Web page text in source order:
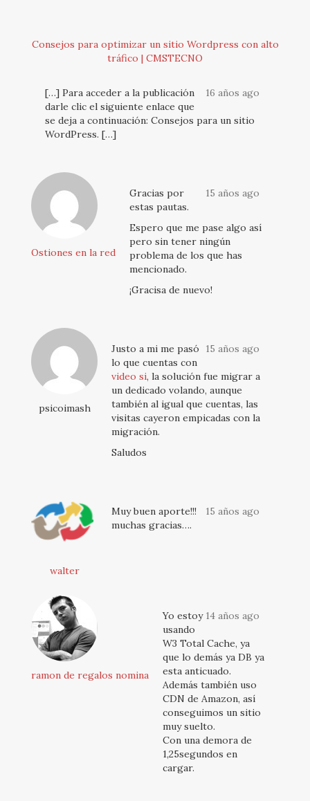
Consejos para optimizar un sitio Wordpress con alto
tráfico | CMSTECNO
16 años ago
[…] Para acceder a la publicación
darle clic el siguiente enlace que
se deja a continuación: Consejos para un sitio
WordPress. […]
Ostiones en la red
15 años ago
Gracias por
estas pautas.
Espero que me pase algo así
pero sin tener ningún
problema de los que has
mencionado.
¡Gracisa de nuevo!
psicoimash
15 años ago
Justo a mi me pasó
lo que cuentas con
video si, la solución fue migrar a
un dedicado volando, aunque
también al igual que cuentas, las
visitas cayeron empicadas con la
migración.
Saludos
walter
15 años ago
Muy buen aporte!!!
muchas gracias….
ramon de regalos nomina
14 años ago
Yo estoy
usando
W3 Total Cache, ya
que lo demás ya DB ya
esta anticuado.
Además también uso
CDN de Amazon, así
conseguimos un sitio
muy suelto.
Con una demora de
1,25segundos en
cargar.